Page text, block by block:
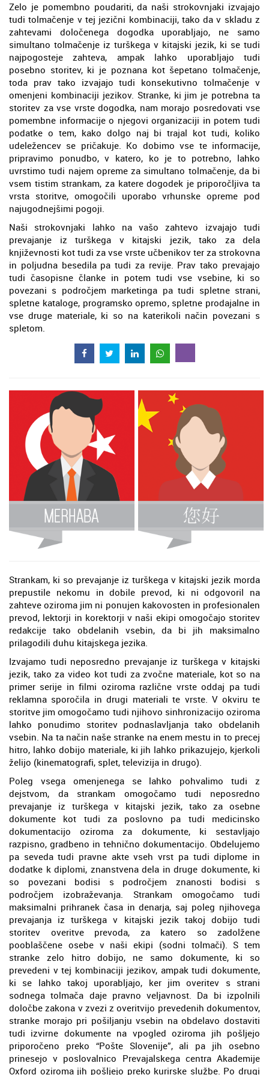
Zelo je pomembno poudariti, da naši strokovnjaki izvajajo
tudi tolmačenje v tej jezični kombinaciji, tako da v skladu z
zahtevami določenega dogodka uporabljajo, ne samo
simultano tolmačenje iz turškega v kitajski jezik, ki se tudi
najpogosteje zahteva, ampak lahko uporabljajo tudi
posebno storitev, ki je poznana kot šepetano tolmačenje,
toda prav tako izvajajo tudi konsekutivno tolmačenje v
omenjeni kombinaciji jezikov. Stranke, ki jim je potrebna ta
storitev za vse vrste dogodka, nam morajo posredovati vse
pomembne informacije o njegovi organizaciji in potem tudi
podatke o tem, kako dolgo naj bi trajal kot tudi, koliko
udeležencev se pričakuje. Ko dobimo vse te informacije,
pripravimo ponudbo, v katero, ko je to potrebno, lahko
uvrstimo tudi najem opreme za simultano tolmačenje, da bi
vsem tistim strankam, za katere dogodek je priporočljiva ta
vrsta storitve, omogočili uporabo vrhunske opreme pod
najugodnejšimi pogoji.
Naši strokovnjaki lahko na vašo zahtevo izvajajo tudi
prevajanje iz turškega v kitajski jezik, tako za dela
književnosti kot tudi za vse vrste učbenikov ter za strokovna
in poljudna besedila pa tudi za revije. Prav tako prevajajo
tudi časopisne članke in potem tudi vse vsebine, ki so
povezani s področjem marketinga pa tudi spletne strani,
spletne kataloge, programsko opremo, spletne prodajalne in
vse druge materiale, ki so na katerikoli način povezani s
spletom.
Strankam, ki so prevajanje iz turškega v kitajski jezik morda
prepustile nekomu in dobile prevod, ki ni odgovoril na
zahteve oziroma jim ni ponujen kakovosten in profesionalen
prevod, lektorji in korektorji v naši ekipi omogočajo storitev
redakcije tako obdelanih vsebin, da bi jih maksimalno
prilagodili duhu kitajskega jezika.
Izvajamo tudi neposredno prevajanje iz turškega v kitajski
jezik, tako za video kot tudi za zvočne materiale, kot so na
primer serije in filmi oziroma različne vrste oddaj pa tudi
reklamna sporočila in drugi materiali te vrste. V okviru te
storitve jim omogočamo tudi njihovo sinhronizacijo oziroma
lahko ponudimo storitev podnaslavljanja tako obdelanih
vsebin. Na ta način naše stranke na enem mestu in to precej
hitro, lahko dobijo materiale, ki jih lahko prikazujejo, kjerkoli
želijo (kinematografi, splet, televizija in drugo).
Poleg vsega omenjenega se lahko pohvalimo tudi z
dejstvom, da strankam omogočamo tudi neposredno
prevajanje iz turškega v kitajski jezik, tako za osebne
dokumente kot tudi za poslovno pa tudi medicinsko
dokumentacijo oziroma za dokumente, ki sestavljajo
razpisno, gradbeno in tehnično dokumentacijo. Obdelujemo
pa seveda tudi pravne akte vseh vrst pa tudi diplome in
dodatke k diplomi, znanstvena dela in druge dokumente, ki
so povezani bodisi s področjem znanosti bodisi s
področjem izobraževanja. Strankam omogočamo tudi
maksimalni prihranek časa in denarja, saj poleg njihovega
prevajanja iz turškega v kitajski jezik takoj dobijo tudi
storitev overitve prevoda, za katero so zadolžene
pooblaščene osebe v naši ekipi (sodni tolmači). S tem
stranke zelo hitro dobijo, ne samo dokumente, ki so
prevedeni v tej kombinaciji jezikov, ampak tudi dokumente,
ki se lahko takoj uporabljajo, ker jim overitev s strani
sodnega tolmača daje pravno veljavnost. Da bi izpolnili
določbe zakona v zvezi z overitvijo prevedenih dokumentov,
stranke morajo pri pošiljanju vsebin na obdelavo dostaviti
tudi izvirne dokumente na vpogled oziroma jih pošljejo
priporočeno preko “Pošte Slovenije”, ali pa jih osebno
prinesejo v poslovalnico Prevajalskega centra Akademije
Oxford oziroma jih pošljejo preko kurirske službe. Po drugi